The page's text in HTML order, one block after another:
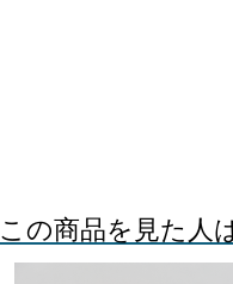
この商品を見た人